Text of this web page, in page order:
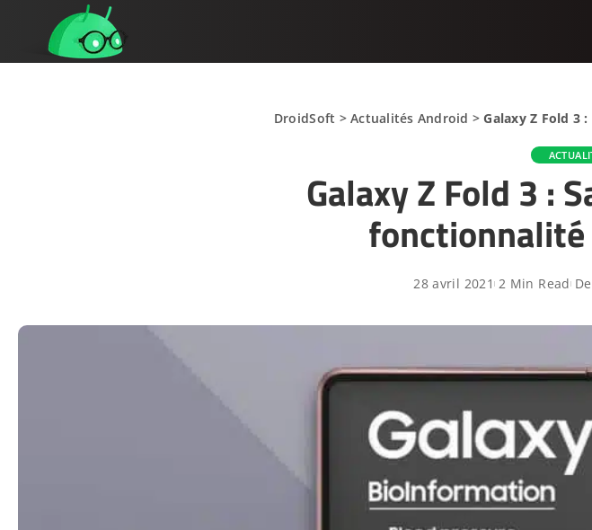
DroidSoft >Actualités Android >Galaxy Z Fold 3
Galaxy Z Fold 3 :
28 avril 2021 2 Min Read